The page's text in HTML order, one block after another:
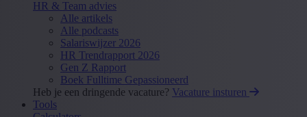
HR & Team advies
Alle artikels
Alle podcasts
Salariswijzer 2026
HR Trendrapport 2026
Gen Z Rapport
Boek Fulltime Gepassioneerd
Heb je een dringende vacature? Vacature insturen
Tools